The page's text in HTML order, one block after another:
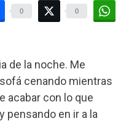
0 0
de la noche. Me
cenando mientras
acabar con lo que
pensando en ir a la